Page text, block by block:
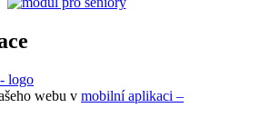
webu v mobilní aplikaci –